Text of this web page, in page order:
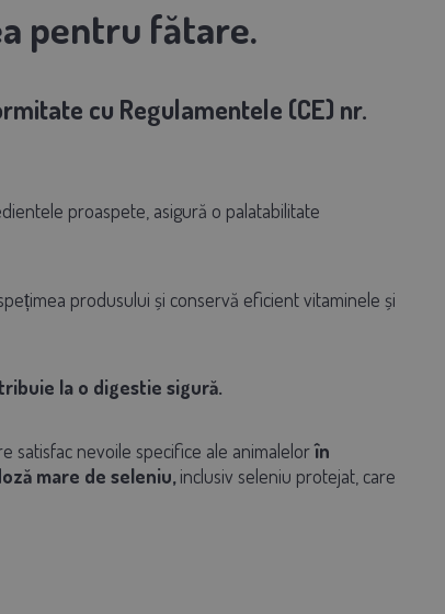
pentru fătare.
cu Regulamentele (CE) nr.
proaspete, asigură o palatabilitate
produsului și conservă eficient vitaminele și
la o digestie sigură.
satisfac nevoile specifice ale animalelorîn
mare de seleniu,inclusiv seleniu protejat, care